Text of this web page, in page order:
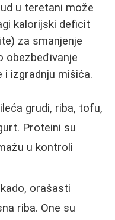
u teretani može
kalorijski deficit
za smanjenje
obezbeđivanje
i izgradnju mišića.
grudi, riba, tofu,
Proteini su
u kontroli
orašasti
riba. One su